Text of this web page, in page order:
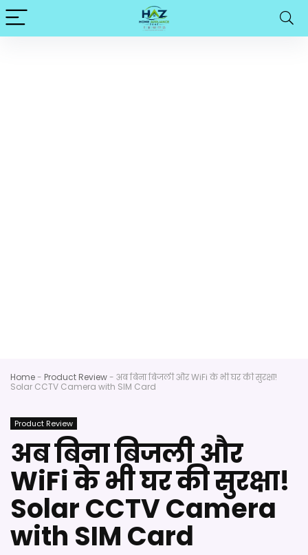
Home- Product Review- अब बिना बिजली और WiFi के भी घर की सुरक्षा!
Solar CCTV Camera with SIM Card
Product Review
अब बिना बिजली और
WiFi के भी घर की सुरक्षा!
Solar CCTV Camera
with SIM Card